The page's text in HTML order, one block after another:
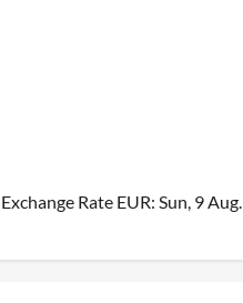
Exchange Rate EUR: Sun, 9 Aug.